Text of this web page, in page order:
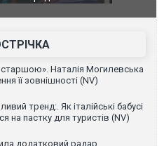
фільму
Наталія Могилевська
її зовнішності (NV)
тренд:. Як італійські бабусі
на пастку для туристів (NV)
додатковий радар